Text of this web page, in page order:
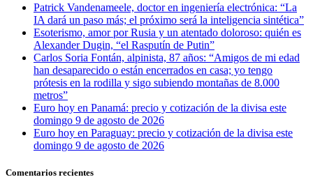
Patrick Vandenameele, doctor en ingeniería electrónica: “La
IA dará un paso más; el próximo será la inteligencia sintética”
Esoterismo, amor por Rusia y un atentado doloroso: quién es
Alexander Dugin, “el Rasputín de Putin”
Carlos Soria Fontán, alpinista, 87 años: “Amigos de mi edad
han desaparecido o están encerrados en casa; yo tengo
prótesis en la rodilla y sigo subiendo montañas de 8.000
metros”
Euro hoy en Panamá: precio y cotización de la divisa este
domingo 9 de agosto de 2026
Euro hoy en Paraguay: precio y cotización de la divisa este
domingo 9 de agosto de 2026
Comentarios recientes